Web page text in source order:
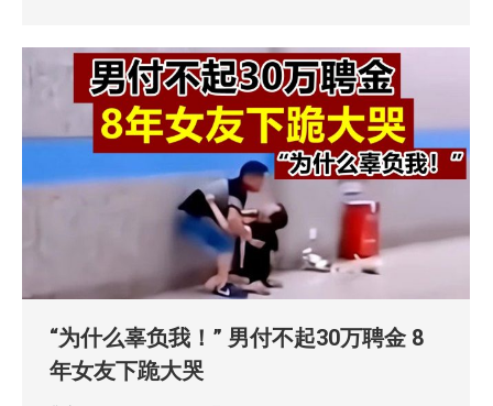
“为什么辜负我！” 男付不起30万聘金 8
年女友下跪大哭